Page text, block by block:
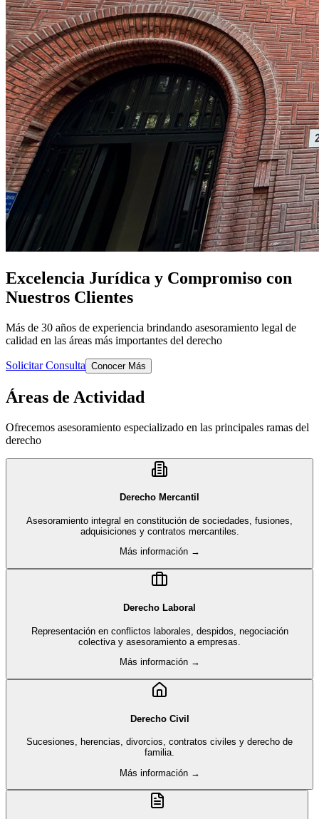
Excelencia Jurídica y Compromiso con
Nuestros Clientes
Más de 30 años de experiencia brindando asesoramiento legal de
calidad en las áreas más importantes del derecho
Solicitar Consulta Conocer Más
Áreas de Actividad
Ofrecemos asesoramiento especializado en las principales ramas del
derecho
Derecho Mercantil
Asesoramiento integral en constitución de sociedades, fusiones,
adquisiciones y contratos mercantiles.
Más información →
Derecho Laboral
Representación en conflictos laborales, despidos, negociación
colectiva y asesoramiento a empresas.
Más información →
Derecho Civil
Sucesiones, herencias, divorcios, contratos civiles y derecho de
familia.
Más información →